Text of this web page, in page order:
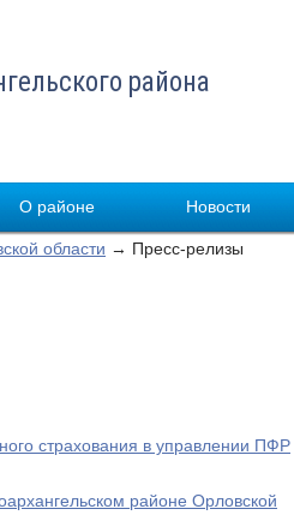
района
О районе Новости
области → Пресс-релизы
страхования в управлении ПФР
районе Орловской